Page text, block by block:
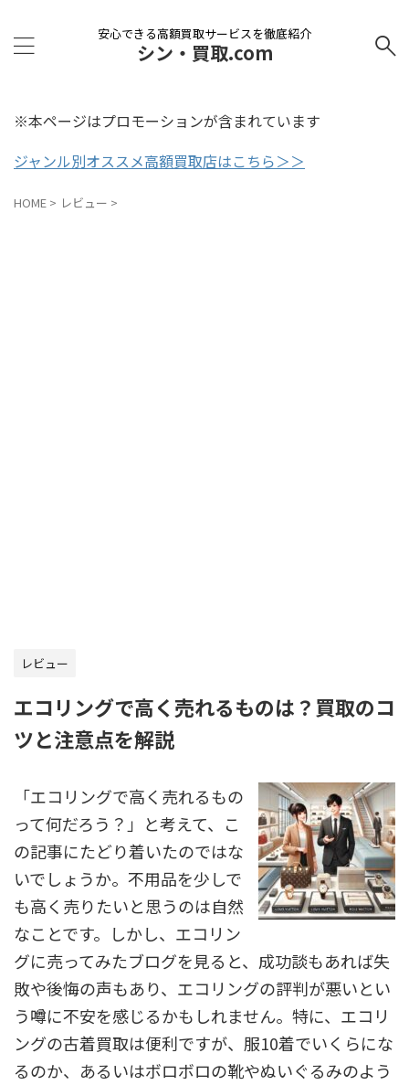
安心できる高額買取サービスを徹底紹介
シン・買取.com
※本ページはプロモーションが含まれています
ジャンル別オススメ高額買取店はこちら＞＞
HOME > レビュー >
レビュー
エコリングで高く売れるものは？買取のコ
ツと注意点を解説
「エコリングで高く売れるもの
って何だろう？」と考えて、こ
の記事にたどり着いたのではな
いでしょうか。不用品を少しで
も高く売りたいと思うのは自然
なことです。しかし、エコリン
グに売ってみたブログを見ると、成功談もあれば失
敗や後悔の声もあり、エコリングの評判が悪いとい
う噂に不安を感じるかもしれません。特に、エコリ
ングの古着買取は便利ですが、服10着でいくらにな
るのか、あるいはボロボロの靴やぬいぐるみのよう